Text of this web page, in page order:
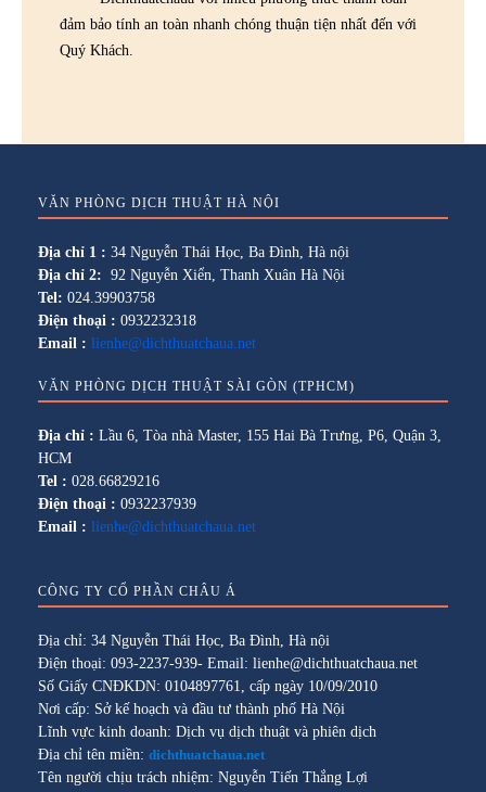
đảm bảo tính an toàn nhanh chóng thuận tiện nhất đến với
Quý Khách.
VĂN PHÒNG DỊCH THUẬT HÀ NỘI
Địa chỉ 1 : 34 Nguyễn Thái Học, Ba Đình, Hà nội
Địa chỉ 2: 92 Nguyễn Xiển, Thanh Xuân Hà Nội
Tel: 024.39903758
Điện thoại : 0932232318
Email : lienhe@dichthuatchaua.net
VĂN PHÒNG DỊCH THUẬT SÀI GÒN (TPHCM)
Địa chỉ : Lầu 6, Tòa nhà Master, 155 Hai Bà Trưng, P6, Quận 3,
HCM
Tel : 028.66829216
Điện thoại : 0932237939
Email : lienhe@dichthuatchaua.net
CÔNG TY CỔ PHẦN CHÂU Á
Địa chỉ: 34 Nguyễn Thái Học, Ba Đình, Hà nội
Điện thoại: 093-2237-939- Email: lienhe@dichthuatchaua.net
Số Giấy CNĐKDN: 0104897761, cấp ngày 10/09/2010
Nơi cấp: Sở kế hoạch và đầu tư thành phố Hà Nội
Lĩnh vực kinh doanh: Dịch vụ dịch thuật và phiên dịch
Địa chỉ tên miền: dichthuatchaua.net
Tên người chịu trách nhiệm: Nguyễn Tiến Thắng Lợi